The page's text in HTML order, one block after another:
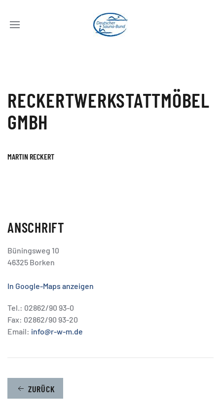
RECKERTWERKSTATTMÖBEL
GMBH
MARTIN RECKERT
ANSCHRIFT
Büningsweg 10
46325 Borken
In Google-Maps anzeigen
Tel.: 02862/90 93-0
Fax: 02862/90 93-20
Email: info@r-w-m.de
ZURÜCK